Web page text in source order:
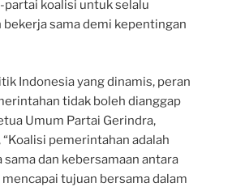
koalisi untuk selalu
sama demi kepentingan
Indonesia yang dinamis, peran
tidak boleh dianggap
Umum Partai Gerindra,
pemerintahan adalah
dan kebersamaan antara
tujuan bersama dalam